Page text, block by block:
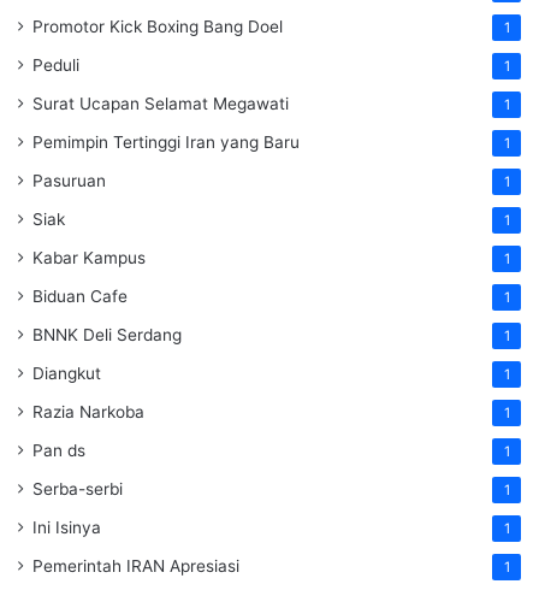
Promotor Kick Boxing Bang Doel 1
Peduli 1
Surat Ucapan Selamat Megawati 1
Pemimpin Tertinggi Iran yang Baru 1
Pasuruan 1
Siak 1
Kabar Kampus 1
Biduan Cafe 1
BNNK Deli Serdang 1
Diangkut 1
Razia Narkoba 1
Pan ds 1
Serba-serbi 1
Ini Isinya 1
Pemerintah IRAN Apresiasi 1